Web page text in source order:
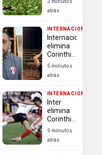
Valencia,
ex-
para
vaga de
Cavani
2 minutos
atrás
INTERNACIONAL
Internacional
elimina
Corinthians
na Copa
do Brasil
apesar
derrota
na Neo
Química
Arena
5 minutos
atrás
INTERNACIONAL
Inter
elimina
Corinthians
na Copa
do Brasil
e encerra
5 minutos
atrás